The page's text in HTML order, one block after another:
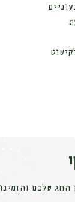
החג שלכם